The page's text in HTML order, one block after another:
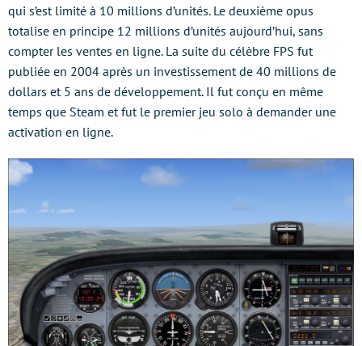
qui s’est limité à 10 millions d’unités. Le deuxième opus
totalise en principe 12 millions d’unités aujourd’hui, sans
compter les ventes en ligne. La suite du célèbre FPS fut
publiée en 2004 après un investissement de 40 millions de
dollars et 5 ans de développement. Il fut conçu en même
temps que Steam et fut le premier jeu solo à demander une
activation en ligne.